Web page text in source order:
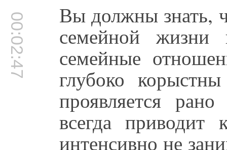
00:02:47 Вы должны знать,
семейной
семейные
глубоко
проявляется
всегда приводит
интенсивно не